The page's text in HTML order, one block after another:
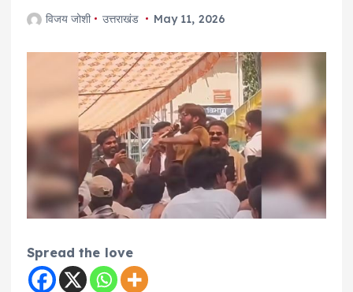
विजय जोशी उत्तराखंड May 11, 2026
Spread the love